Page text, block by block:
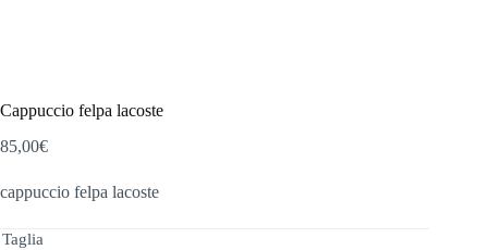
Cappuccio felpa lacoste
85,00€
cappuccio felpa lacoste
Taglia